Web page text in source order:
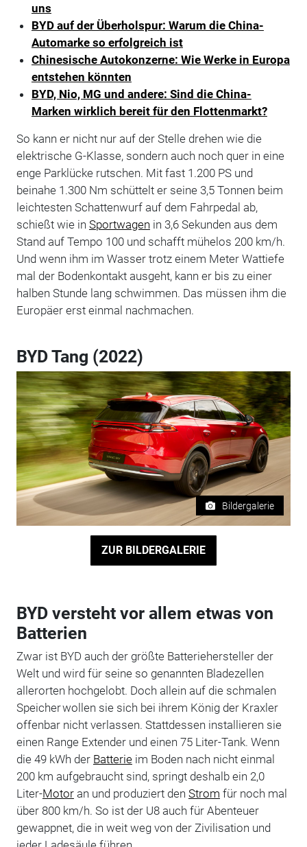
uns
BYD auf der Überholspur: Warum die China-
Automarke so erfolgreich ist
Chinesische Autokonzerne: Wie Werke in Europa
entstehen könnten
BYD, Nio, MG und andere: Sind die China-
Marken wirklich bereit für den Flottenmarkt?
So kann er nicht nur auf der Stelle drehen wie die
elektrische G-Klasse, sondern auch noch quer in eine
enge Parklücke rutschen. Mit fast 1.200 PS und
beinahe 1.300 Nm schüttelt er seine 3,5 Tonnen beim
leichtesten Schattenwurf auf dem Fahrpedal ab,
schießt wie in Sportwagen in 3,6 Sekunden aus dem
Stand auf Tempo 100 und schafft mühelos 200 km/h.
Und wenn ihm im Wasser trotz einem Meter Wattiefe
mal der Bodenkontakt ausgeht, kann er bis zu einer
halben Stunde lang schwimmen. Das müssen ihm die
Europäer erst einmal nachmachen.
BYD Tang (2022)
Bildergalerie
ZUR BILDERGALERIE
BYD versteht vor allem etwas von
Batterien
Zwar ist BYD auch der größte Batteriehersteller der
Welt und wird für seine so genannten Bladezellen
allerorten hochgelobt. Doch allein auf die schmalen
Speicher wollen sie sich bei ihrem König der Kraxler
offenbar nicht verlassen. Stattdessen installieren sie
einen Range Extender und einen 75 Liter-Tank. Wenn
die 49 kWh der Batterieim Boden nach nicht einmal
200 km aufgebraucht sind, springt deshalb ein 2,0
Liter-Motoran und produziert den Strom für noch mal
über 800 km/h. So ist der U8 auch für Abenteuer
gewappnet, die in weit weg von der Zivilisation und